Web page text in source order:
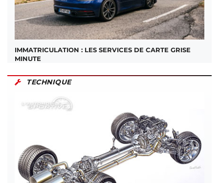
IMMATRICULATION : LES SERVICES DE CARTE GRISE
MINUTE
TECHNIQUE